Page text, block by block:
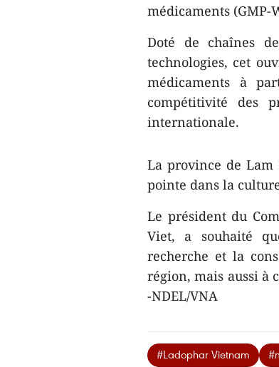
médicaments (GMP-
Doté de chaînes
technologies, cet
médicaments à
compétitivité des
internationale.
La province de
pointe dans la
Le président du
Viet, a souhaité
recherche et la
région, mais aussi à
-NDEL/VNA
#Ladophar Vietnam